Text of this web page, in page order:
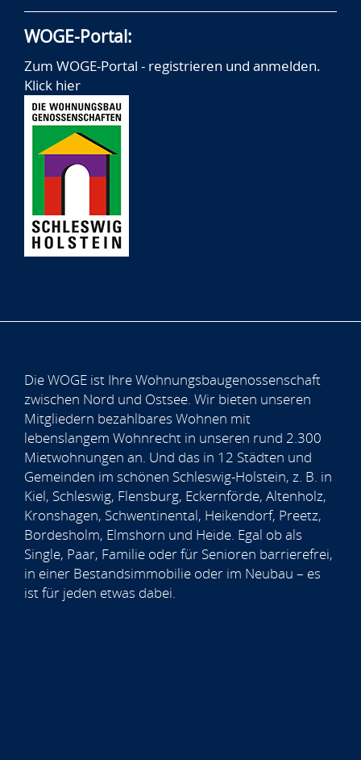
WOGE-Portal:
Zum WOGE-Portal - registrieren und anmelden.
Klick hier
Die WOGE ist Ihre Wohnungsbaugenossenschaft
zwischen Nord und Ostsee. Wir bieten unseren
Mitgliedern bezahlbares Wohnen mit
lebenslangem Wohnrecht in unseren rund 2.300
Mietwohnungen an. Und das in 12 Städten und
Gemeinden im schönen Schleswig-Holstein, z. B. in
Kiel, Schleswig, Flensburg, Eckernförde, Altenholz,
Kronshagen, Schwentinental, Heikendorf, Preetz,
Bordesholm, Elmshorn und Heide. Egal ob als
Single, Paar, Familie oder für Senioren barrierefrei,
in einer Bestandsimmobilie oder im Neubau – es
ist für jeden etwas dabei.